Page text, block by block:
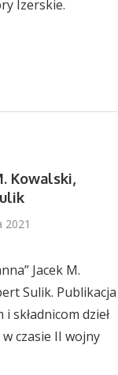
Izerskie.
Kowalski,
2021
Jacek M.
Sulik. Publikacja
składnicom dzieł
czasie II wojny